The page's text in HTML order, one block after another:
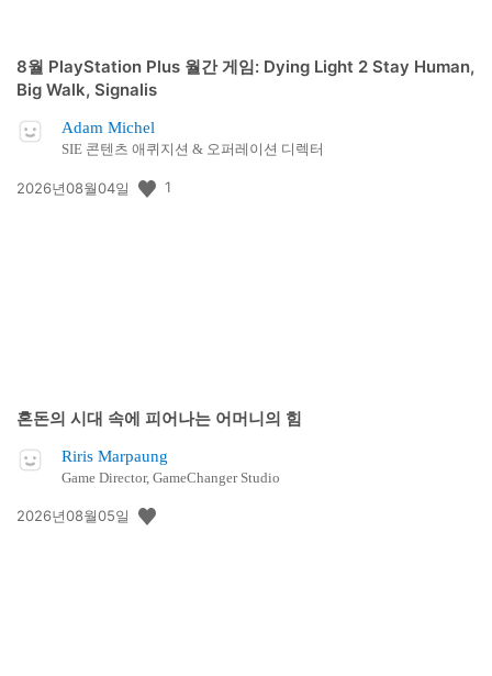
8월 PlayStation Plus 월간 게임: Dying Light 2 Stay Human,
Big Walk, Signalis
Adam Michel
SIE 콘텐츠 애퀴지션 & 오퍼레이션 디렉터
공
2026년08월04일 1
혼돈의 시대 속에 피어나는 어머니의 힘
Riris Marpaung
Game Director, GameChanger Studio
공
2026년08월05일